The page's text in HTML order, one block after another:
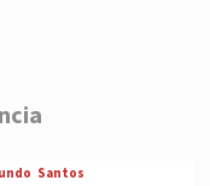
Santos